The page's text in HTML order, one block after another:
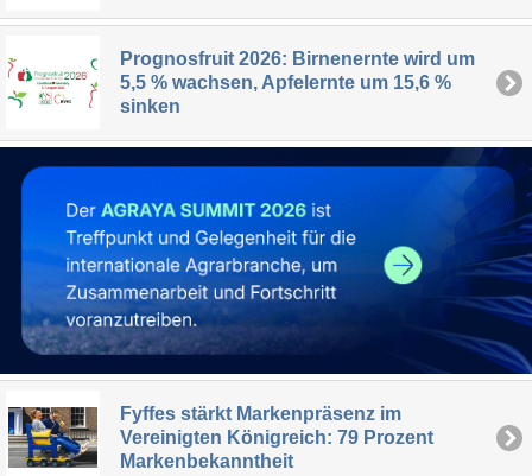
Prognosfruit 2026: Birnenernte wird um
5,5 % wachsen, Apfelernte um 15,6 %
sinken
Fyffes stärkt Markenpräsenz im
Vereinigten Königreich: 79 Prozent
Markenbekanntheit